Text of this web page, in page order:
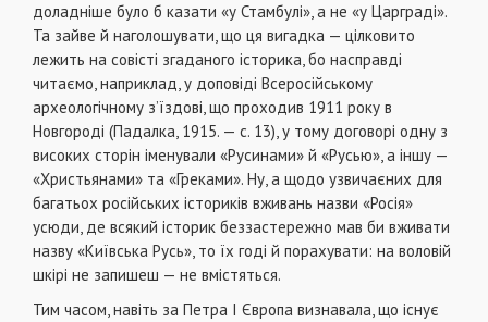
доладніше було б казати «у Стамбулі», а не «у Царграді».
Та зайве й наголошувати, що ця вигадка — цілковито
лежить на совісті згаданого історика, бо насправді
читаємо, наприклад, у доповіді Всеросійському
археологічному з’їздові, що проходив 1911 року в
Новгороді (Падалка, 1915. — с. 13), у тому договорі одну з
високих сторін іменували «Русинами» й «Русью», а іншу —
«Христьянами» та «Греками». Ну, а щодо узвичаєних для
багатьох російських істориків вживань назви «Росія»
усюди, де всякий історик беззастережно мав би вживати
назву «Київська Русь», то їх годі й порахувати: на воловій
шкірі не запишеш — не вмістяться.
Тим часом, навіть за Петра І Європа визнавала, що існує